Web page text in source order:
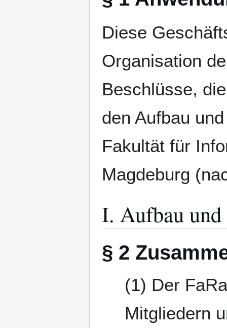
Diese
Organisation
Beschlüsse,
den Aufbau
Fakultät für
Magdeburg
I. Aufbau
§ 2
Der
Mitgliedern